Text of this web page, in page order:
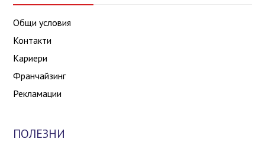
Общи условия
Контакти
Кариери
Франчайзинг
Рекламации
ПОЛЕЗНИ